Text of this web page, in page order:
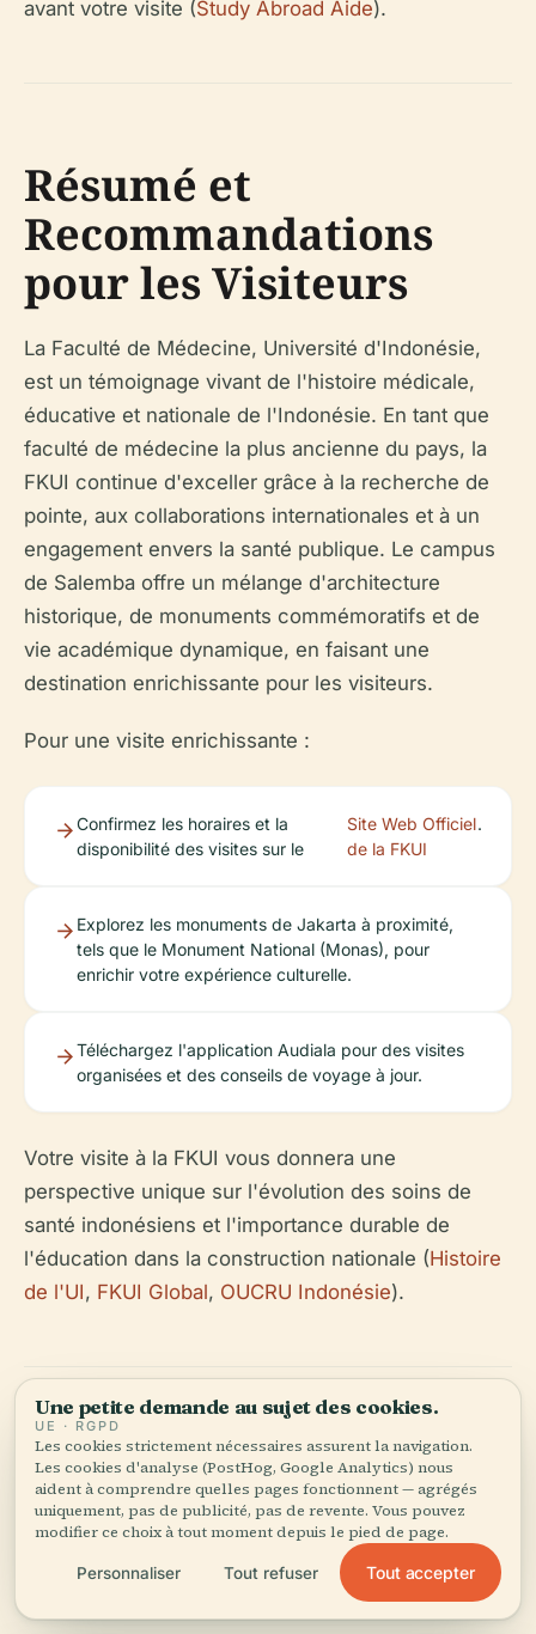
avant votre visite (Study Abroad Aide).
Résumé et
Recommandations
pour les Visiteurs
La Faculté de Médecine, Université d'Indonésie,
est un témoignage vivant de l'histoire médicale,
éducative et nationale de l'Indonésie. En tant que
faculté de médecine la plus ancienne du pays, la
FKUI continue d'exceller grâce à la recherche de
pointe, aux collaborations internationales et à un
engagement envers la santé publique. Le campus
de Salemba offre un mélange d'architecture
historique, de monuments commémoratifs et de
vie académique dynamique, en faisant une
destination enrichissante pour les visiteurs.
Pour une visite enrichissante :
Confirmez les horaires et la
disponibilité des visites sur le
Site Web Officiel
de la FKUI
.
Explorez les monuments de Jakarta à proximité,
tels que le Monument National (Monas), pour
enrichir votre expérience culturelle.
Téléchargez l'application Audiala pour des visites
organisées et des conseils de voyage à jour.
Votre visite à la FKUI vous donnera une
perspective unique sur l'évolution des soins de
santé indonésiens et l'importance durable de
l'éducation dans la construction nationale (Histoire
de l'UI, FKUI Global, OUCRU Indonésie).
Écoutez l'histoire complète dans l'app
Une petite demande au sujet des cookies.
UE · RGPD
Les cookies strictement nécessaires assurent la navigation.
Les cookies d'analyse (PostHog, Google Analytics) nous
aident à comprendre quelles pages fonctionnent — agrégés
uniquement, pas de publicité, pas de revente. Vous pouvez
modifier ce choix à tout moment depuis le pied de page.
Personnaliser Tout refuser Tout accepter